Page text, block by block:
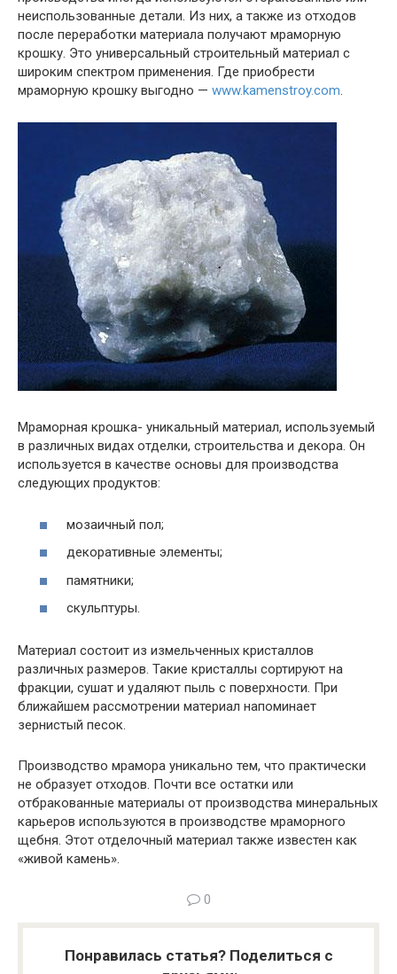
неиспользованные детали. Из них, а также из отходов
после переработки материала получают мраморную
крошку. Это универсальный строительный материал с
широким спектром применения. Где приобрести
мраморную крошку выгодно — www.kamenstroy.com.
Мраморная крошка- уникальный материал, используемый
в различных видах отделки, строительства и декора. Он
используется в качестве основы для производства
следующих продуктов:
мозаичный пол;
декоративные элементы;
памятники;
скульптуры.
Материал состоит из измельченных кристаллов
различных размеров. Такие кристаллы сортируют на
фракции, сушат и удаляют пыль с поверхности. При
ближайшем рассмотрении материал напоминает
зернистый песок.
Производство мрамора уникально тем, что практически
не образует отходов. Почти все остатки или
отбракованные материалы от производства минеральных
карьеров используются в производстве мраморного
щебня. Этот отделочный материал также известен как
«живой камень».
0
Понравилась статья? Поделиться с